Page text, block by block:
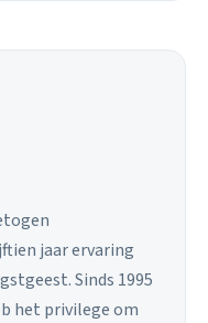
jaar ervaring
Sinds 1995
het privilege om